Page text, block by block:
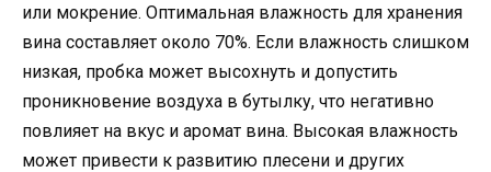
или мокрение. Оптимальная влажность для хранения
вина составляет около 70%. Если влажность слишком
низкая, пробка может высохнуть и допустить
проникновение воздуха в бутылку, что негативно
повлияет на вкус и аромат вина. Высокая влажность
может привести к развитию плесени и других